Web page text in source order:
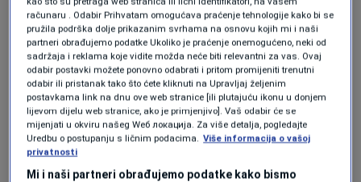
kod žena? Ginekologinja Petrović-Popadić
ima važne savjete
ZDRAVLJE|25. feb. | 0
Zašto ignorišemo važnost HPV vakcina:
"Slovenija na godišnjem nivou uradi
konizacija, koliko se u BiH uradi za manje
od mjesec dana"
ZDRAVLJE| 15. dec.| 0
računaru . Odabir Prihvatam omogućava praćenje tehnologije kako bi se
pružila podrška dolje prikazanim svrhama na osnovu kojih mi i naši
partneri obrađujemo podatke Ukoliko je praćenje onemogućeno, neki od
sadržaja i reklama koje vidite možda neće biti relevantni za vas. Ovaj
odabir postavki možete ponovno odabrati i pritom promijeniti trenutni
odabir ili pristanak tako što ćete kliknuti na Upravljaj željenim
postavkama link na dnu ove web stranice [ili plutajuću ikonu u donjem
lijevom dijelu web stranice, ako je primjenjivo]. Vaš odabir će se
mijenjati u okviru našeg Wеб локација. Za više detalja, pogledajte
Uredbu o postupanju s ličnim podacima. Više informacija o vašoj
privatnosti
Mi i naši partneri obrađujemo podatke kako bismo